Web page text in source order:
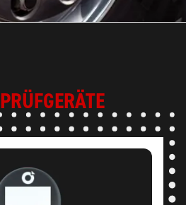
PRÜFGERÄTE